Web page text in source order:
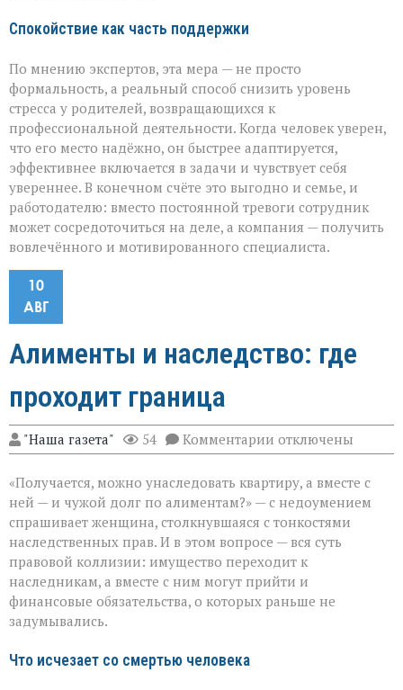
Спокойствие как часть поддержки
По мнению экспертов, эта мера — не просто
формальность, а реальный способ снизить уровень
стресса у родителей, возвращающихся к
профессиональной деятельности. Когда человек уверен,
что его место надёжно, он быстрее адаптируется,
эффективнее включается в задачи и чувствует себя
увереннее. В конечном счёте это выгодно и семье, и
работодателю: вместо постоянной тревоги сотрудник
может сосредоточиться на деле, а компания — получить
вовлечённого и мотивированного специалиста.
10
АВГ
Алименты и наследство: где
проходит граница
"Наша газета" 54 Комментарии к
записи
и
наследство:
проходит
граница
отключены
«Получается, можно унаследовать квартиру, а вместе с
ней — и чужой долг по алиментам?» — с недоумением
спрашивает женщина, столкнувшаяся с тонкостями
наследственных прав. И в этом вопросе — вся суть
правовой коллизии: имущество переходит к
наследникам, а вместе с ним могут прийти и
финансовые обязательства, о которых раньше не
задумывались.
Что исчезает со смертью человека